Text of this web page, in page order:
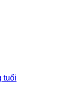
tuổi